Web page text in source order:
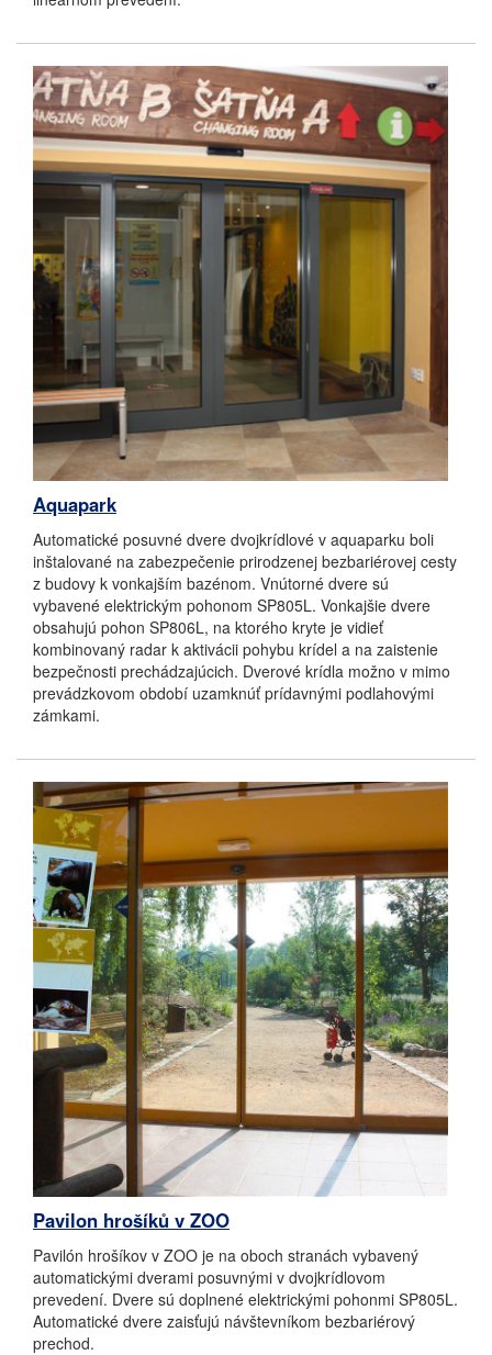
Aquapark
Automatické posuvné dvere dvojkrídlové v aquaparku boli
inštalované na zabezpečenie prirodzenej bezbariérovej cesty
z budovy k vonkajším bazénom. Vnútorné dvere sú
vybavené elektrickým pohonom SP805L. Vonkajšie dvere
obsahujú pohon SP806L, na ktorého kryte je vidieť
kombinovaný radar k aktivácii pohybu krídel a na zaistenie
bezpečnosti prechádzajúcich. Dverové krídla možno v mimo
prevádzkovom období uzamknúť prídavnými podlahovými
zámkami.
Pavilon hrošíků v ZOO
Pavilón hrošíkov v ZOO je na oboch stranách vybavený
automatickými dverami posuvnými v dvojkrídlovom
prevedení. Dvere sú doplnené elektrickými pohonmi SP805L.
Automatické dvere zaisťujú návštevníkom bezbariérový
prechod.